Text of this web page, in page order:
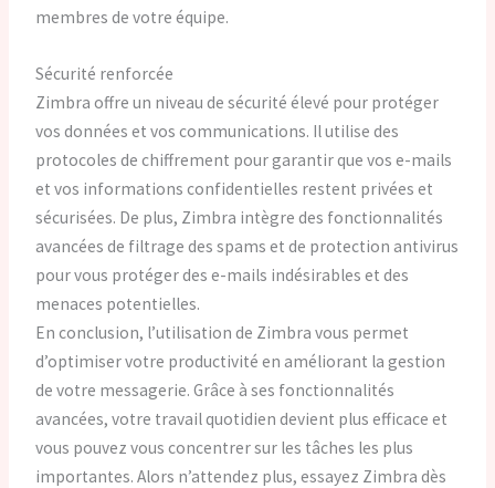
membres de votre équipe.
Sécurité renforcée
Zimbra offre un niveau de sécurité élevé pour protéger
vos données et vos communications. Il utilise des
protocoles de chiffrement pour garantir que vos e-mails
et vos informations confidentielles restent privées et
sécurisées. De plus, Zimbra intègre des fonctionnalités
avancées de filtrage des spams et de protection antivirus
pour vous protéger des e-mails indésirables et des
menaces potentielles.
En conclusion, l’utilisation de Zimbra vous permet
d’optimiser votre productivité en améliorant la gestion
de votre messagerie. Grâce à ses fonctionnalités
avancées, votre travail quotidien devient plus efficace et
vous pouvez vous concentrer sur les tâches les plus
importantes. Alors n’attendez plus, essayez Zimbra dès